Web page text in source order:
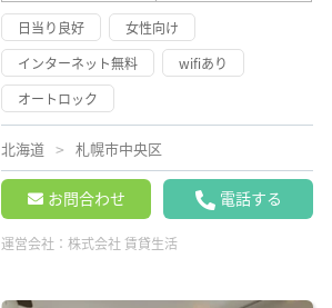
日当り良好
女性向け
インターネット無料
wifiあり
オートロック
北海道 札幌市中央区
お問合わせ 電話する
運営会社：株式会社 賃貸生活